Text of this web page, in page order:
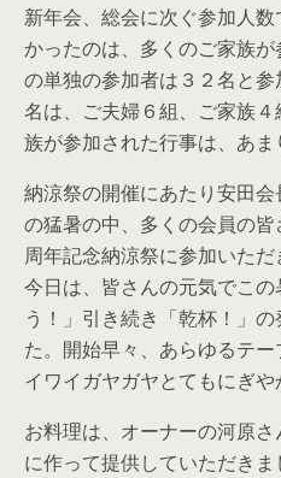
新年会、総会に次ぐ参加人
かったのは、多くのご家族
の単独の参加者は３２名と
名は、ご夫婦６組、ご家族
族が参加された行事は、あま
納涼祭の開催にあたり安田
の猛暑の中、多くの会員の
周年記念納涼祭に参加いただ
今日は、皆さんの元気でこ
う！」引き続き「乾杯！」
た。開始早々、あらゆるテ
イワイガヤガヤとてもにぎや
お料理は、オーナーの河原
に作って提供していただき